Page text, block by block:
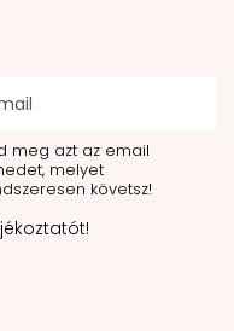
meg azt az email
melyet
követsz!